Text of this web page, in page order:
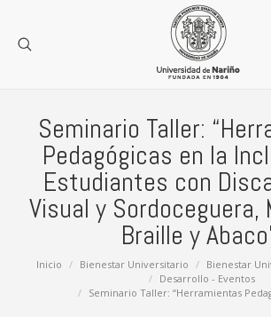
Seminario Taller:
Pedagógicas en la
Estudiantes con
Visual y Sordoceguera,
Braille y
Estás aquí:
Inicio Bienestar Universitario
Bienestar
Desarrollo - Eventos
Seminario Taller: “Herramientas